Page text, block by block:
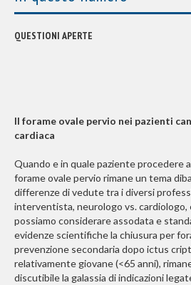
QUESTIONI APERTE
Il forame ovale pervio nei pazienti
cardiaca
Quando e in quale paziente procedere
forame ovale pervio rimane un tema
differenze di vedute tra i diversi
interventista, neurologo vs. cardiologo,
possiamo considerare assodata e
evidenze scientifiche la chiusura per
prevenzione secondaria dopo ictus
relativamente giovane (<65 anni),
discutibile la galassia di indicazioni